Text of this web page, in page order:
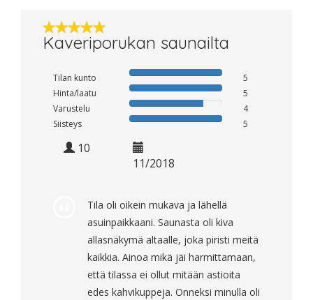
Kaveriporukan saunailta
Tilan kunto
5
Hinta/laatu
5
Varustelu
4
Siisteys
5
10
11/2018
Tila oli oikein mukava ja lähellä
asuinpaikkaani. Saunasta oli kiva
allasnäkymä altaalle, joka piristi meitä
kaikkia. Ainoa mikä jäi harmittamaan,
että tilassa ei ollut mitään astioita
edes kahvikuppeja. Onneksi minulla oli